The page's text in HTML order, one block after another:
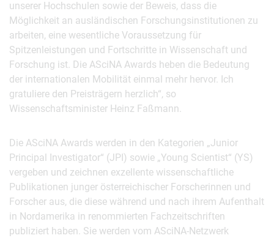
unserer Hochschulen sowie der Beweis, dass die
Möglichkeit an ausländischen Forschungsinstitutionen zu
arbeiten, eine wesentliche Voraussetzung für
Spitzenleistungen und Fortschritte in Wissenschaft und
Forschung ist. Die ASciNA Awards heben die Bedeutung
der internationalen Mobilität einmal mehr hervor. Ich
gratuliere den Preisträgern herzlich“, so
Wissenschaftsminister Heinz Faßmann.
Die ASciNA Awards werden in den Kategorien „Junior
Principal Investigator“ (JPI) sowie „Young Scientist“ (YS)
vergeben und zeichnen exzellente wissenschaftliche
Publikationen junger österreichischer Forscherinnen und
Forscher aus, die diese während und nach ihrem Aufenthalt
in Nordamerika in renommierten Fachzeitschriften
publiziert haben. Sie werden vom ASciNA-Netzwerk